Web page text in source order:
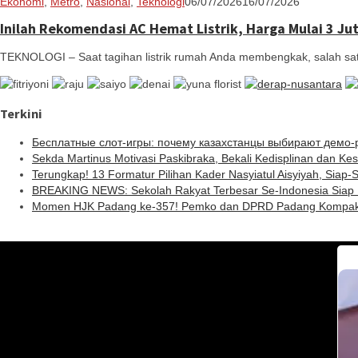
Inilah Rekomendasi AC Hemat Listrik, Harga Mulai 3
TEKNOLOGI – Saat tagihan listrik rumah Anda membengkak, salah
Terkini
Бесплатные слот-игры: почему казахстанцы выбирают
Sekda Martinus Motivasi Paskibraka, Bekali Kedisplinan dan
Terungkap! 13 Formatur Pilihan Kader Nasyiatul Aisyiyah,
BREAKING NEWS: Sekolah Rakyat Terbesar Se-Indonesia
Momen HJK Padang ke-357! Pemko dan DPRD Padang